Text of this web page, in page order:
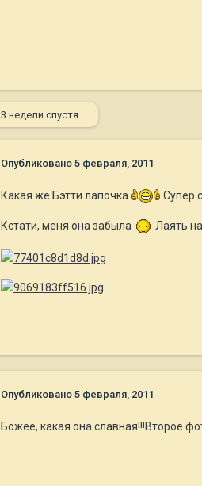
3 недели спустя...
Опубликовано 5 февраля, 2011
Какая же Бэтти лапочка Супер
Кстати, меня она забыла Лаять
Опубликовано 5 февраля, 2011
Божее, какая она славная!!!Второе